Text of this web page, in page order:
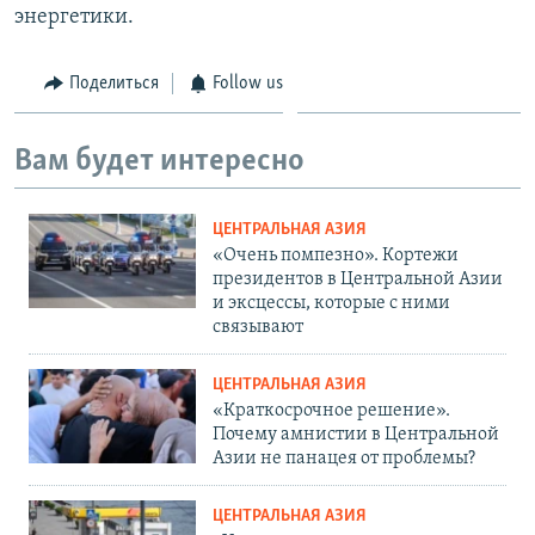
энергетики.
Поделиться Follow us
Вам будет интересно
ЦЕНТРАЛЬНАЯ АЗИЯ
«Очень помпезно». Кортежи
президентов в Центральной Азии
и эксцессы, которые с ними
связывают
ЦЕНТРАЛЬНАЯ АЗИЯ
«Краткосрочное решение».
Почему амнистии в Центральной
Азии не панацея от проблемы?
ЦЕНТРАЛЬНАЯ АЗИЯ